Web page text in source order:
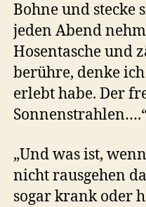
Bohne und stecke
jeden Abend
Hosentasche und
berühre, denke
erlebt habe. Der
„Und was ist,
nicht rausgehen
sogar krank oder